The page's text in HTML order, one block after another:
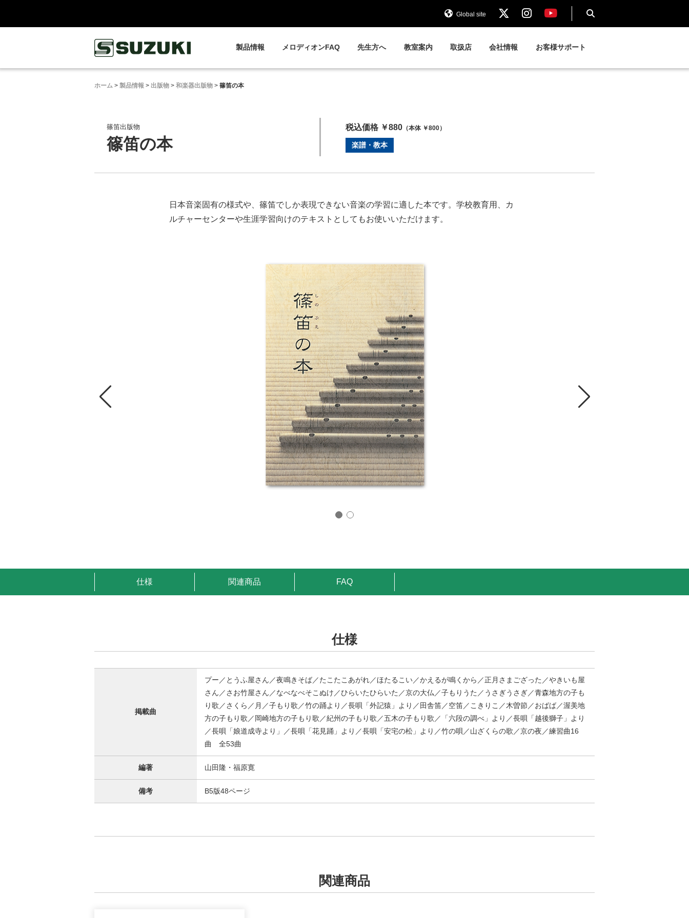
Global site
製品情報 メロディオンFAQ 先生方へ 教室案内 取扱店 会社情報 お客様サポート
ホーム > 製品情報 > 出版物 > 和楽器出版物 > 篠笛の本
篠笛出版物
篠笛の本
税込価格 ￥880 （本体 ￥800）
楽譜・教本
日本音楽固有の様式や、篠笛でしか表現できない音楽の学習に適した本です。学校教育用、カ
ルチャーセンターや生涯学習向けのテキストとしてもお使いいただけます。
仕様 関連商品 FAQ
仕様
掲載曲
プー／とうふ屋さん／夜鳴きそば／たこたこあがれ／ほたるこい／かえるが鳴くから／正月さまござった／やきいも屋
さん／さお竹屋さん／なべなべそこぬけ／ひらいたひらいた／京の大仏／子もりうた／うさぎうさぎ／青森地方の子も
り歌／さくら／月／子もり歌／竹の踊より／長唄「外記猿」より／田舎笛／空笛／こきりこ／木曽節／おばば／渥美地
方の子もり歌／岡崎地方の子もり歌／紀州の子もり歌／五木の子もり歌／「六段の調べ」より／長唄「越後獅子」より
／長唄「娘道成寺より」／長唄「花見踊」より／長唄「安宅の松」より／竹の唄／山ざくらの歌／京の夜／練習曲16
曲 全53曲
編著 山田隆・福原寛
備考 B5版48ページ
関連商品